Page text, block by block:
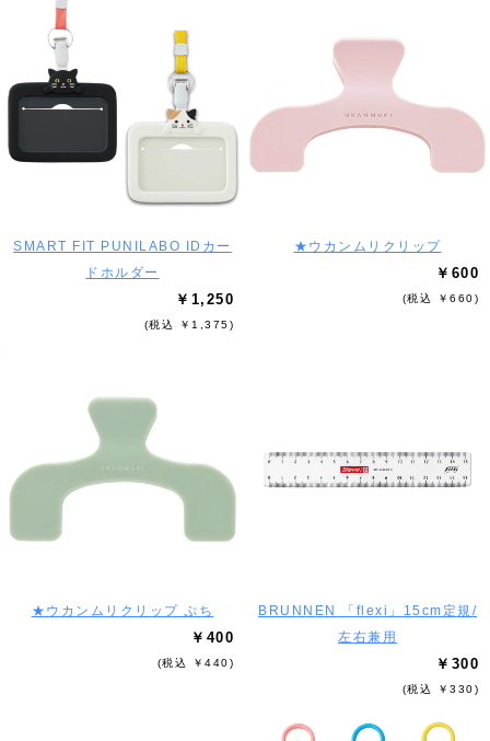
SMART FIT PUNILABO IDカー
ドホルダー
￥1,250
(税込 ￥1,375)
★ウカンムリクリップ
￥600
(税込 ￥660)
★ウカンムリクリップ ぷち
￥400
(税込 ￥440)
BRUNNEN 「flexi」15cm定規/
左右兼用
￥300
(税込 ￥330)